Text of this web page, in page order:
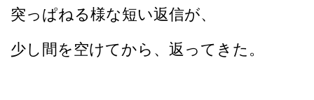
突っぱねる様な短い返信が、
少し間を空けてから、返ってきた。